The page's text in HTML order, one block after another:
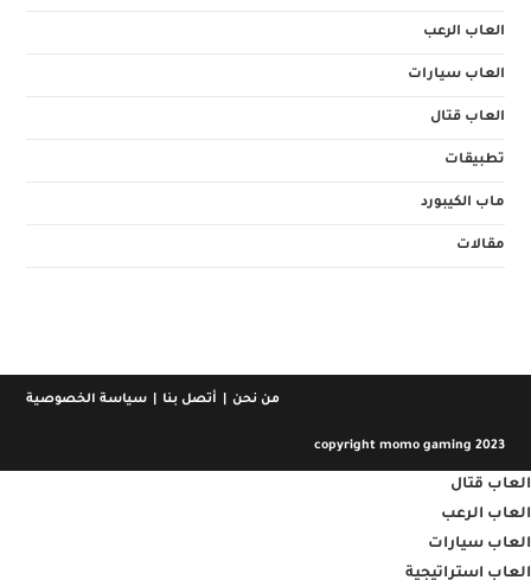
العاب الرعب
العاب سيارات
العاب قتال
تطبيقات
ماب الكيبورد
مقالات
من نحن أتصل بنا سياسة الخصوصية
copyright momo gaming 2023
العاب قتال
العاب الرعب
العاب سيارات
العاب استراتيجية